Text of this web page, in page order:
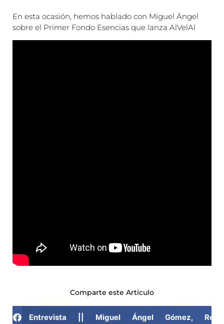
En esta ocasión, hemos hablado con Miguel Ángel
sobre el Primer Fondo Esencias que lanza AlVelAl
Comparte este Artículo
Entrevista || Miguel Ángel Gómez,